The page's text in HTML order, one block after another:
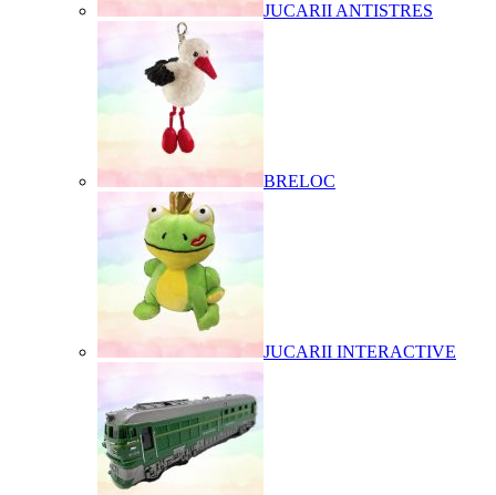
JUCARII ANTISTRES
BRELOC
JUCARII INTERACTIVE